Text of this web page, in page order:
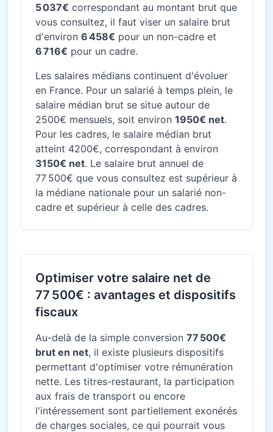
5 037€ correspondant au montant brut que
vous consultez, il faut viser un salaire brut
d'environ 6 458€ pour un non-cadre et
6 716€ pour un cadre.
Les salaires médians continuent d'évoluer
en France. Pour un salarié à temps plein, le
salaire médian brut se situe autour de
2500€ mensuels, soit environ 1950€ net.
Pour les cadres, le salaire médian brut
atteint 4200€, correspondant à environ
3150€ net. Le salaire brut annuel de
77 500€ que vous consultez est supérieur à
la médiane nationale pour un salarié non-
cadre et supérieur à celle des cadres.
Optimiser votre salaire net de
77 500€ : avantages et dispositifs
fiscaux
Au-delà de la simple conversion 77 500€
brut en net, il existe plusieurs dispositifs
permettant d'optimiser votre rémunération
nette. Les titres-restaurant, la participation
aux frais de transport ou encore
l'intéressement sont partiellement exonérés
de charges sociales, ce qui pourrait vous